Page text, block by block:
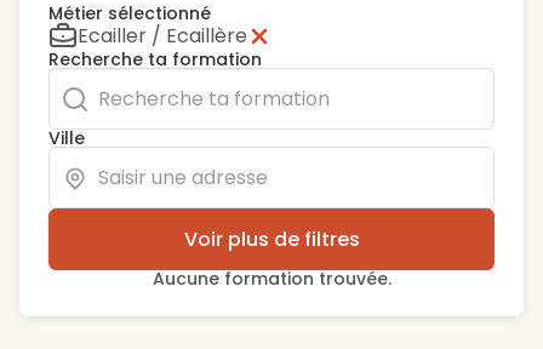
Métier sélectionné
Ecailler / Ecaillère
Recherche ta formation
Ville
Voir plus de filtres
Aucune formation trouvée.